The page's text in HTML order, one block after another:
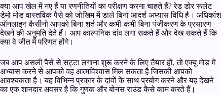
क्या आप खेल में नए हैं या रणनीतियों का परीक्षण करना चाहते हैं? रेड डोर रूलेट
डेमो मोड वास्तविक पैसे को जोखिम में डाले बिना आदर्श अभ्यास विधि है। अधिकांश
ऑनलाइन कैसीनो आपको बिना शर्त और कभी-कभी बिना पंजीकरण के प्रसारण
देखने की अनुमति देते हैं। आप काल्पनिक दांव लगा सकते हैं और देख सकते हैं कि
क्या वे जीत में परिणत होंगे।
जब आप असली पैसे से सट्टा लगाना शुरू करने के लिए तैयार हों, तो एक्यू मोड में
अभ्यास करने से आपको वह आत्मविश्वास मिल सकता है जिसकी आपको
आवश्यकता है। यह विभिन्न प्रकार के दांवों के साथ प्रयोग करने और यह देखने
का एक शानदार अवसर है कि गुणक और बोनस राउंड कैसे काम करते हैं।